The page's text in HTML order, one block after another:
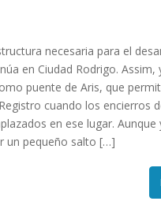
necesaria para el
en Ciudad Rodrigo. Assim,
puente de Aris, que
cuando los encierros
en ese lugar. Aunque
un pequeño salto […]